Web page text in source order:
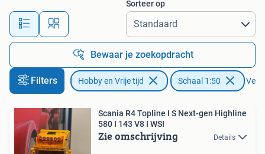
Alle afstanden…
Sorteer op
Bewaar je zoekopdracht
Filters Hobby en Vrije tijd Schaal 1:50
Scania R4 Topline I S Next-gen Highline
580 I 143 V8 I WSI
Zie omschrijving Details